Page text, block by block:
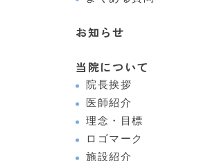
お知らせ
当院について
院長挨拶
医師紹介
理念・目標
ロゴマーク
施設紹介